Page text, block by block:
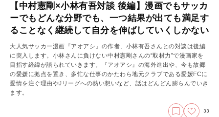
【中村憲剛×小林有吾対談 後編】漫画でもサッカ
ーでもどんな分野でも、一つ結果が出ても満足す
ることなく継続して自分を伸ばしていくしかない
大人気サッカー漫画『アオアシ』の作者、小林有吾さんとの対談は後編
に突入します。小林さんに負けない中村憲剛さんの“取材力”で漫画家を
目指す経緯が語られていきます。『アオアシ』の海外進出や、今も故郷
の愛媛に拠点を置き、多忙な仕事のかたわら地元クラブである愛媛FCに
愛情を注ぐ理由やJリーグへの熱い想いなど、話はどんどん膨らんでいき
ます。
33